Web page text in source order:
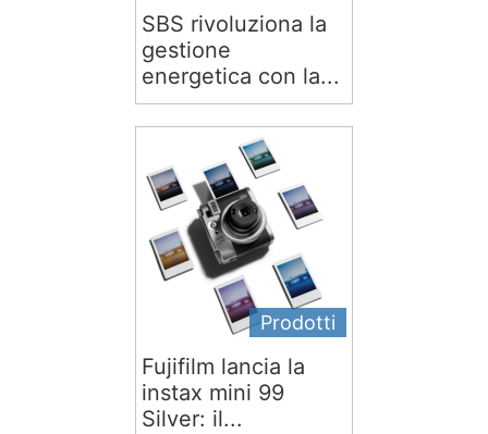
SBS rivoluziona la
gestione
energetica con la...
Prodotti
Fujifilm lancia la
instax mini 99
Silver: il...